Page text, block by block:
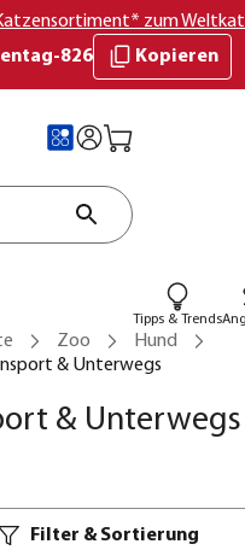
zum
826
Kopieren
Tipps & Trends
Zoo
Hund
& Unterwegs
& Unterwegs
Filter & Sortierung